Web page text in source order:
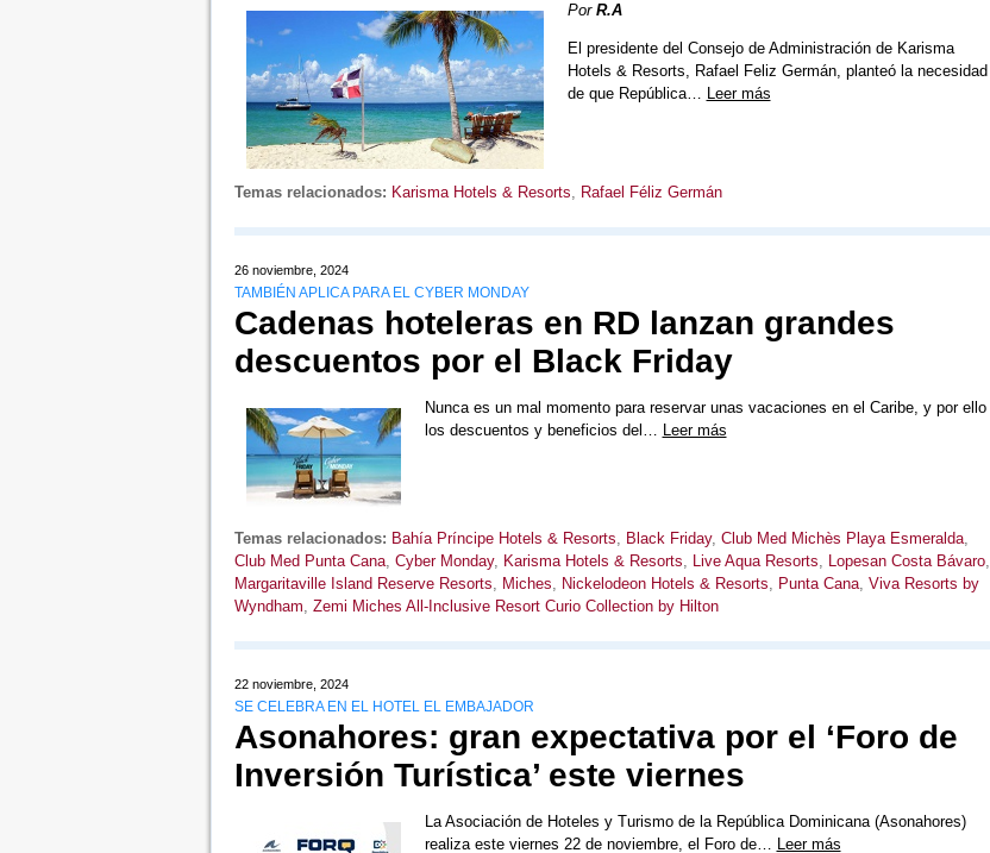
Por R.A
El presidente del Consejo de Administración de Karisma
Hotels & Resorts, Rafael Feliz Germán, planteó la necesidad
de que República… Leer más
Temas relacionados: Karisma Hotels & Resorts, Rafael Féliz Germán
26 noviembre, 2024
TAMBIÉN APLICA PARA EL CYBER ​​​​MONDAY
Cadenas hoteleras en RD lanzan grandes
descuentos por el Black Friday
Nunca es un mal momento para reservar unas vacaciones en el Caribe, y por ello
los descuentos y beneficios del… Leer más
Temas relacionados: Bahía Príncipe Hotels & Resorts, Black Friday, Club Med Michès Playa Esmeralda,
Club Med Punta Cana, Cyber Monday, Karisma Hotels & Resorts, Live Aqua Resorts, Lopesan Costa Bávaro,
Margaritaville Island Reserve Resorts, Miches, Nickelodeon Hotels & Resorts, Punta Cana, Viva Resorts by
Wyndham, Zemi Miches All-Inclusive Resort Curio Collection by Hilton
22 noviembre, 2024
SE CELEBRA EN EL HOTEL EL EMBAJADOR
Asonahores: gran expectativa por el ‘Foro de
Inversión Turística’ este viernes
La Asociación de Hoteles y Turismo de la República Dominicana (Asonahores)
realiza este viernes 22 de noviembre, el Foro de… Leer más